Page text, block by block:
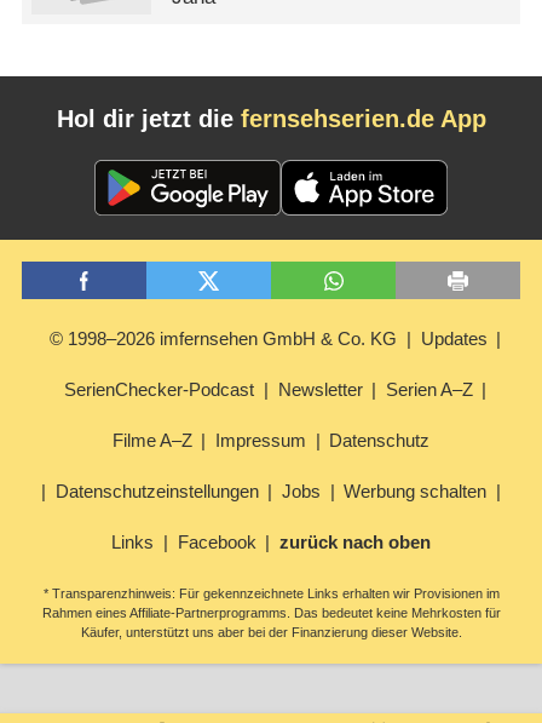
Hol dir jetzt die fernsehserien.de App
© 1998–2026 imfernsehen GmbH & Co. KG Updates
SerienChecker-Podcast Newsletter Serien A–Z
Filme A–Z Impressum Datenschutz
Datenschutzeinstellungen Jobs Werbung schalten
Links Facebook zurück nach oben
* Transparenzhinweis: Für gekennzeichnete Links erhalten wir Provisionen im
Rahmen eines Affiliate-Partnerprogramms. Das bedeutet keine Mehrkosten für
Käufer, unterstützt uns aber bei der Finanzierung dieser Website.